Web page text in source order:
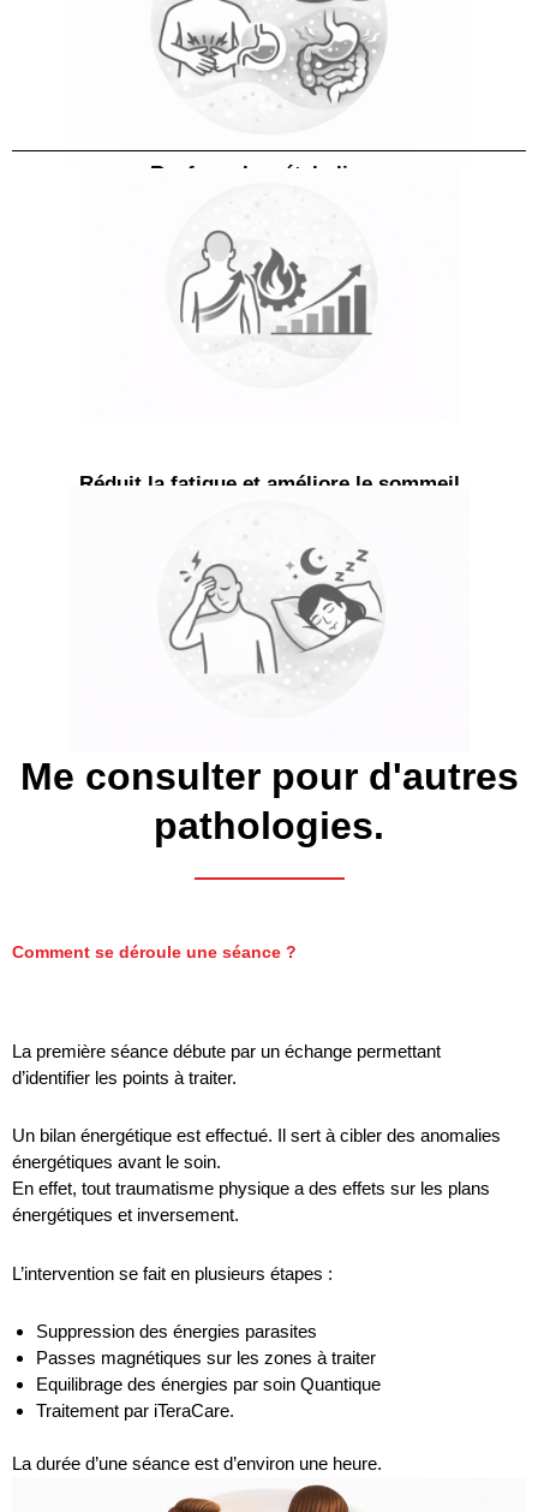
Renforce le métabolisme
Réduit la fatigue et améliore le sommeil
Me consulter pour d'autres
pathologies.
Comment se déroule une séance ?
La première séance débute par un échange permettant
d’identifier les points à traiter.
Un bilan énergétique est effectué. Il sert à cibler des anomalies
énergétiques avant le soin.
En effet, tout traumatisme physique a des effets sur les plans
énergétiques et inversement.
L’intervention se fait en plusieurs étapes :
Suppression des énergies parasites
Passes magnétiques sur les zones à traiter
Equilibrage des énergies par soin Quantique
Traitement par iTeraCare.
La durée d’une séance est d’environ une heure.